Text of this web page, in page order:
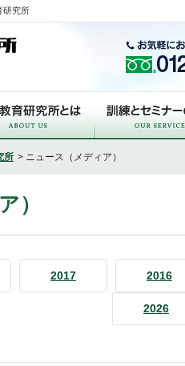
研究所
所 > ニュース（メディア）
）
2016
2017
2026